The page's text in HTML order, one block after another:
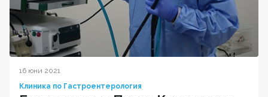
16 юни 2021
Клиника по Гастроентерология